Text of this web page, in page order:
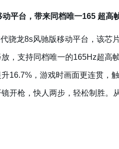
平台，带来同档唯一165 超高
骁龙8s风驰版移动平台，该
，支持同档唯一的165Hz超
16.7%，游戏时画面更连贯，
开枪，快人两步，轻松制胜